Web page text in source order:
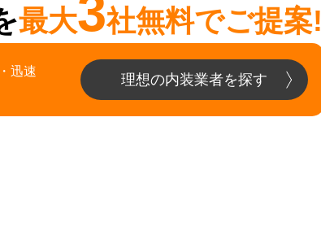
最大3社無料でご提案!
迅速
理想の内装業者を探す